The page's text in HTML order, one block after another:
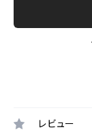
レビュー